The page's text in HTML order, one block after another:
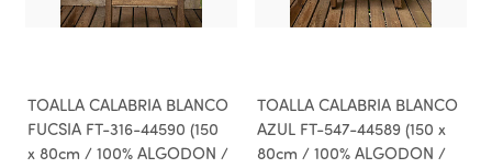
TOALLA CALABRIA BLANCO
FUCSIA FT-316-44590 (150
x 80cm / 100% ALGODON /
TOALLA CALABRIA BLANCO
AZUL FT-547-44589 (150 x
80cm / 100% ALGODON /